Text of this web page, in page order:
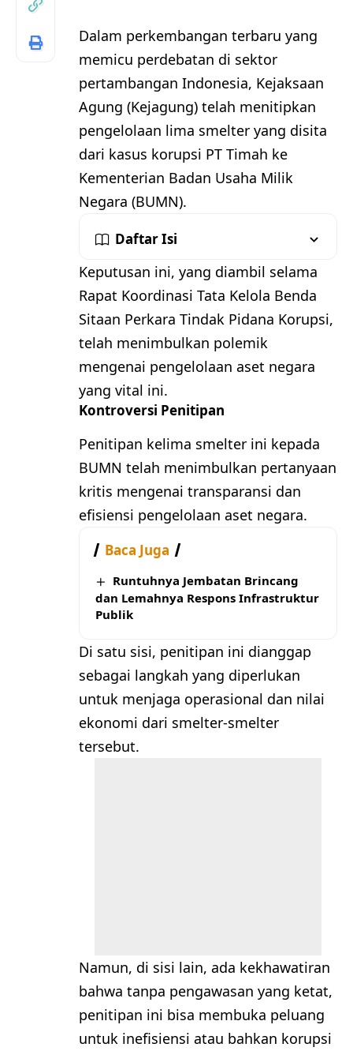
Dalam perkembangan terbaru yang
memicu perdebatan di sektor
pertambangan Indonesia, Kejaksaan
Agung (Kejagung) telah menitipkan
pengelolaan lima smelter yang disita
dari kasus korupsi PT Timah ke
Kementerian Badan Usaha Milik
Negara (BUMN).
Daftar Isi
Keputusan ini, yang diambil selama
Rapat Koordinasi Tata Kelola Benda
Sitaan Perkara Tindak Pidana Korupsi,
telah menimbulkan polemik
mengenai pengelolaan aset negara
yang vital ini.
Kontroversi Penitipan
Penitipan kelima smelter ini kepada
BUMN telah menimbulkan pertanyaan
kritis mengenai transparansi dan
efisiensi pengelolaan aset negara.
Baca Juga
Runtuhnya Jembatan Brincang
dan Lemahnya Respons Infrastruktur
Publik
Di satu sisi, penitipan ini dianggap
sebagai langkah yang diperlukan
untuk menjaga operasional dan nilai
ekonomi dari smelter-smelter
tersebut.
Namun, di sisi lain, ada kekhawatiran
bahwa tanpa pengawasan yang ketat,
penitipan ini bisa membuka peluang
untuk inefisiensi atau bahkan korupsi